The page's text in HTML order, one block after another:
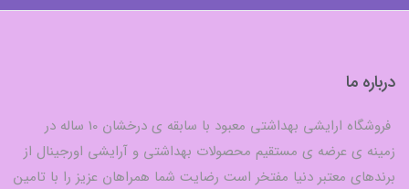
درباره ما
فروشگاه ارایشی بهداشتی معبود با سابقه ی درخشان 10 ساله در
زمینه ی عرضه ی مستقیم محصولات بهداشتی و آرایشی اورجینال از
برندهای معتبر دنیا مفتخر است رضایت شما همراهان عزیز را با تامین